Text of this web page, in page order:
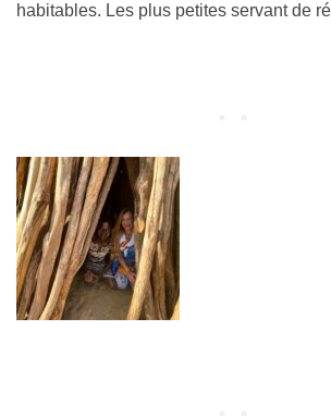
habitables. Les plus petites servant de